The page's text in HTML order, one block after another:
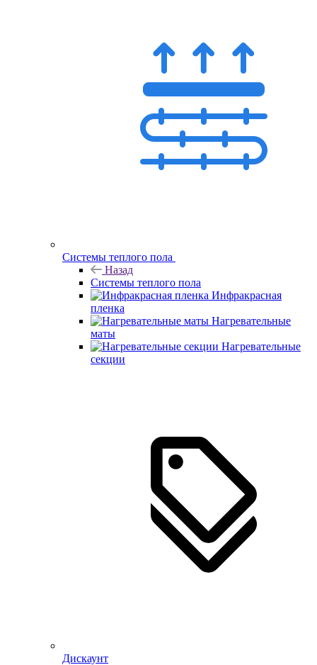
Системы теплого пола
Назад
Системы теплого пола
Инфракрасная
пленка
Нагревательные
маты
Нагревательные
секции
Дискаунт